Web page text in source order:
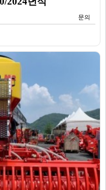
문의